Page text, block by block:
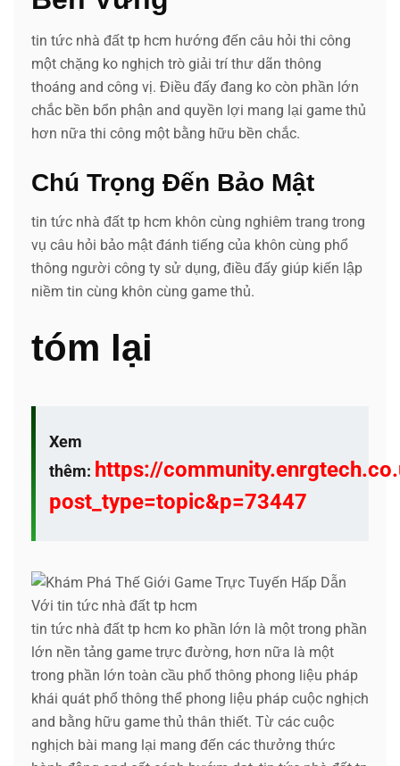
tin tức nhà đất tp hcm hướng đến câu hỏi thi công
một chặng ko nghịch trò giải trí thư dãn thông
thoáng and công vị. Điều đấy đang ko còn phần lớn
chắc bền bổn phận and quyền lợi mang lại game thủ
hơn nữa thi công một bằng hữu bền chắc.
Chú Trọng Đến Bảo Mật
tin tức nhà đất tp hcm khôn cùng nghiêm trang trong
vụ câu hỏi bảo mật đánh tiếng của khôn cùng phổ
thông người công ty sử dụng, điều đấy giúp kiến lập
niềm tin cùng khôn cùng game thủ.
tóm lại
Xem
thêm: https://
post_type=topic&p=73447
tin tức nhà đất tp hcm ko phần lớn là một trong phần
lớn nền tảng game trực đường, hơn nữa là một
trong phần lớn toàn cầu phổ thông phong liệu pháp
khái quát phổ thông thể phong liệu pháp cuộc nghịch
and bằng hữu game thủ thân thiết. Từ các cuộc
nghịch bài mang lại mang đến các thưởng thức